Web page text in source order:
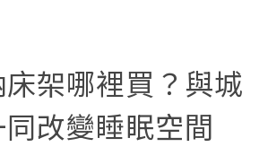
架哪裡買？與城
改變睡眠空間